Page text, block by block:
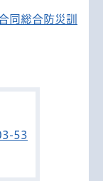
同総合防災訓
53